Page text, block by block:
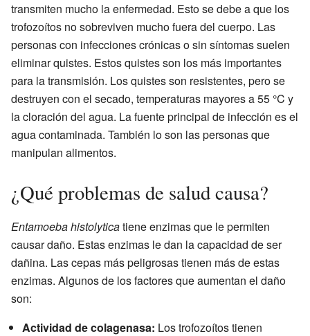
transmiten mucho la enfermedad. Esto se debe a que los
trofozoítos no sobreviven mucho fuera del cuerpo. Las
personas con infecciones crónicas o sin síntomas suelen
eliminar quistes. Estos quistes son los más importantes
para la transmisión. Los quistes son resistentes, pero se
destruyen con el secado, temperaturas mayores a 55 °C y
la cloración del agua. La fuente principal de infección es el
agua contaminada. También lo son las personas que
manipulan alimentos.
¿Qué problemas de salud causa?
Entamoeba histolyticatiene enzimas que le permiten
causar daño. Estas enzimas le dan la capacidad de ser
dañina. Las cepas más peligrosas tienen más de estas
enzimas. Algunos de los factores que aumentan el daño
son:
Actividad de colagenasa: Los trofozoítos tienen